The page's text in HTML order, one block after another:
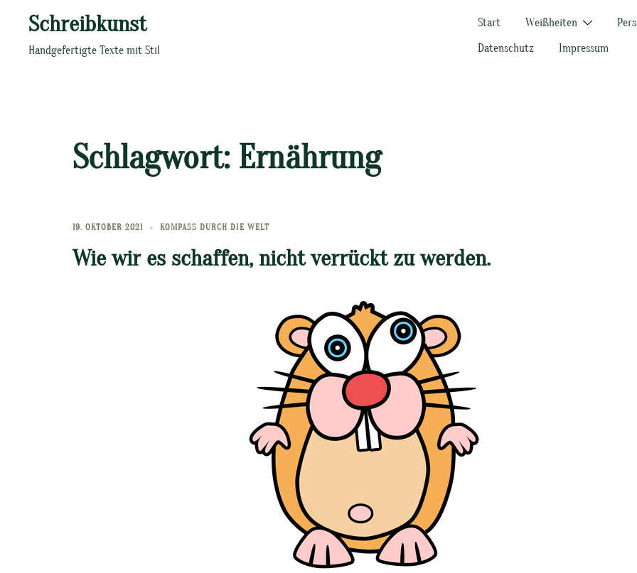
springen
Schreibkunst
Handgefertigte Texte mit Stil
Start Weißheiten
Datenschutz
Impressum
Schlagwort: Ernährung
19. OKTOBER 2021 KOMPASS DURCH DIE WELT
Wie wir es schaffen, nicht verrückt zu werden.